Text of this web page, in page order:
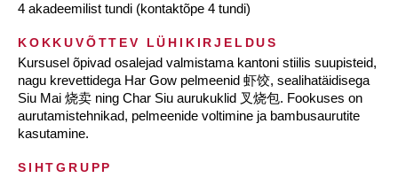
4 akadeemilist tundi (kontaktõpe 4 tundi)
KOKKUVÕTTEV LÜHIKIRJELDUS
Kursusel õpivad osalejad valmistama kantoni stiilis suupisteid,
nagu krevettidega Har Gow pelmeenid 虾饺, sealihatäidisega
Siu Mai 烧卖 ning Char Siu aurukuklid 叉烧包. Fookuses on
aurutamistehnikad, pelmeenide voltimine ja bambusaurutite
kasutamine.
SIHTGRUPP